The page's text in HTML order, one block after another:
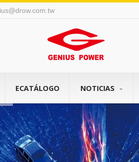
ECATÁLOGO NOTICIAS